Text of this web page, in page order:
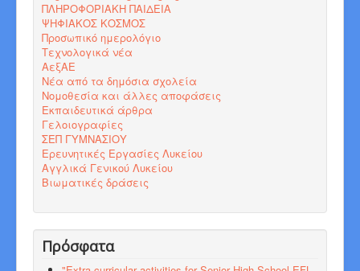
ΠΛΗΡΟΦΟΡΙΑΚΗ ΠΑΙΔΕΙΑ
ΨΗΦΙΑΚΟΣ ΚΟΣΜΟΣ
Προσωπικό ημερολόγιο
Τεχνολογικά νέα
ΑεξΑΕ
Νέα από τα δημόσια σχολεία
Νομοθεσία και άλλες αποφάσεις
Εκπαιδευτικά άρθρα
Γελοιογραφίες
ΣΕΠ ΓΥΜΝΑΣΙΟΥ
Ερευνητικές Εργασίες Λυκείου
Αγγλικά Γενικού Λυκείου
Βιωματικές δράσεις
Πρόσφατα